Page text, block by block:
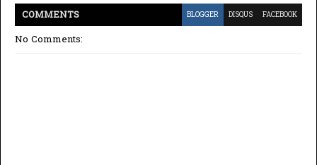
COMMENTS BLOGGER DISQUS FACEBOOK
No Comments: